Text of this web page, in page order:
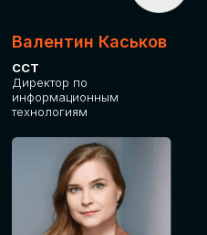
Валентин Каськов
ССТ
Директор по
информационным
технологиям